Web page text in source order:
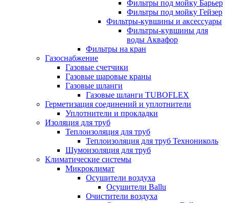
Фильтры под мойку Барьер
Фильтры под мойку Гейзер
Фильтры-кувшины и аксессуары
Фильтры-кувшины для
воды Аквафор
Фильтры на кран
Газоснабжение
Газовые счетчики
Газовые шаровые краны
Газовые шланги
Газовые шланги TUBOFLEX
Герметизация соединений и уплотнители
Уплотнители и прокладки
Изоляция для труб
Теплоизоляция для труб
Теплоизоляция для труб Технониколь
Шумоизоляция для труб
Климатические системы
Микроклимат
Осушители воздуха
Осушители Ballu
Очистители воздуха